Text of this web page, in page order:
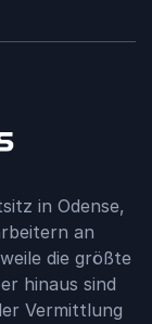
in Odense,
an
die größte
hinaus sind
Vermittlung